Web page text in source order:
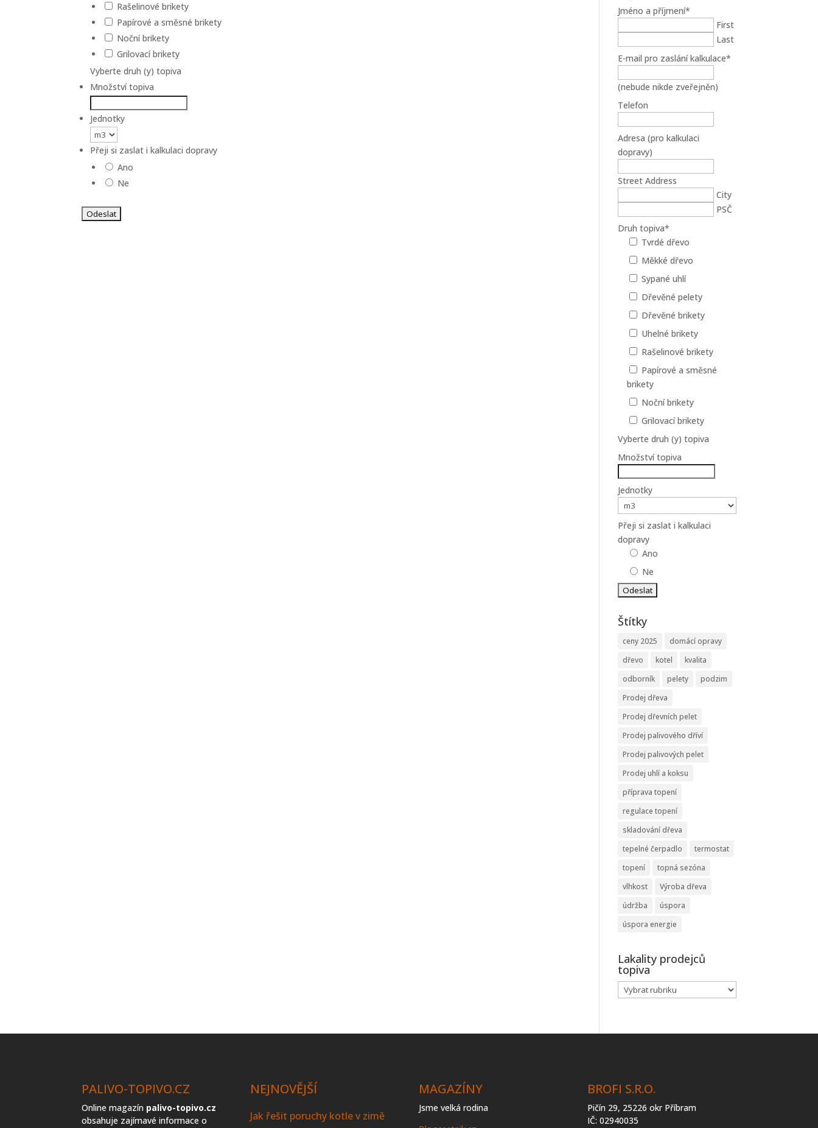
Rašelinové brikety
Papírové a směsné brikety
Noční brikety
Grilovací brikety
Vyberte druh (y) topiva
Množství topiva
Jednotky
Přeji si zaslat i kalkulaci dopravy
Ano
Ne
Jméno a příjmení*
First
Last
E-mail pro zaslání kalkulace*
(nebude nikde zveřejněn)
Telefon
Adresa (pro kalkulaci
dopravy)
Street Address
City
PSČ
Druh topiva*
Tvrdé dřevo
Měkké dřevo
Sypané uhlí
Dřevěné pelety
Dřevěné brikety
Uhelné brikety
Rašelinové brikety
Papírové a směsné
brikety
Noční brikety
Grilovací brikety
Vyberte druh (y) topiva
Množství topiva
Jednotky
Přeji si zaslat i kalkulaci
dopravy
Ano
Ne
Štítky
ceny 2025
domácí opravy
dřevo
kotel
kvalita
odborník
pelety
podzim
Prodej dřeva
Prodej dřevních pelet
Prodej palivového dříví
Prodej palivových pelet
Prodej uhlí a koksu
příprava topení
regulace topení
skladování dřeva
tepelné čerpadlo
termostat
topení
topná sezóna
vlhkost
Výroba dřeva
údržba
úspora
úspora energie
Lakality prodejců
topiva
Lakality
prodejců
PALIVO-TOPIVO.CZ
Online magazín palivo-topivo.cz
obsahuje zajímavé informace o
NEJNOVĚJŠÍ
Jak řešit poruchy kotle v zimě
MAGAZÍNY
Jsme velká rodina
BROFI S.R.O.
Pičín 29, 25226 okr Příbram
IČ: 02940035